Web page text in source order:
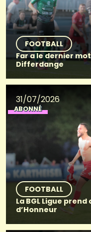
FOOTBALL
Far a le dernier
Differdange
31/07/2026
ABONNÉ
FOOTBALL
La BGL Ligue
d’Honneur